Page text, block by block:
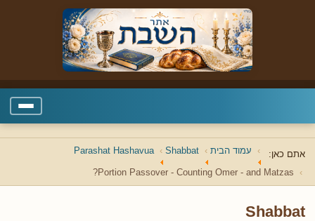
אתם כאן: עמוד הבית Shabbat
Parashat Hashavua
Portion Passover - Counting Omer - and Matzas?
Shabbat